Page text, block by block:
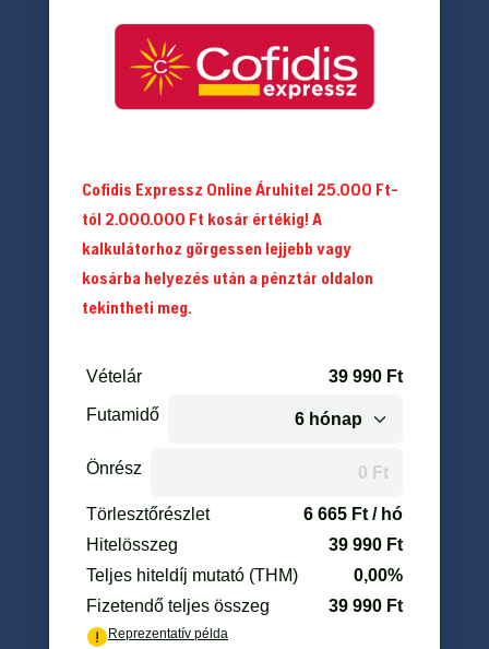
Cofidis Expressz Online Áruhitel 25.000 Ft-
tól 2.000.000 Ft kosár értékig! A
kalkulátorhoz görgessen lejjebb vagy
kosárba helyezés után a pénztár oldalon
tekintheti meg.